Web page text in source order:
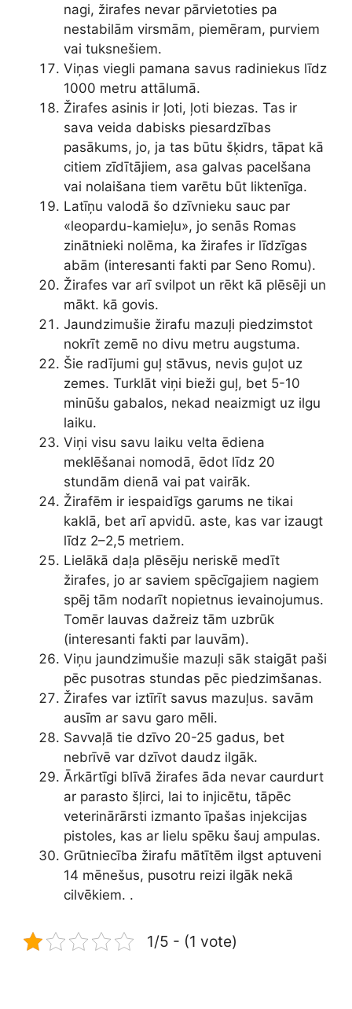
nagi, žirafes nevar pārvietoties pa
nestabilām virsmām, piemēram, purviem
vai tuksnešiem.
Viņas viegli pamana savus radiniekus līdz
1000 metru attālumā.
Žirafes asinis ir ļoti, ļoti biezas. Tas ir
sava veida dabisks piesardzības
pasākums, jo, ja tas būtu šķidrs, tāpat kā
citiem zīdītājiem, asa galvas pacelšana
vai nolaišana tiem varētu būt liktenīga.
Latīņu valodā šo dzīvnieku sauc par
«leopardu-kamieļu», jo senās Romas
zinātnieki nolēma, ka žirafes ir līdzīgas
abām (interesanti fakti par Seno Romu).
Žirafes var arī svilpot un rēkt kā plēsēji un
mākt. kā govis.
Jaundzimušie žirafu mazuļi piedzimstot
nokrīt zemē no divu metru augstuma.
Šie radījumi guļ stāvus, nevis guļot uz
zemes. Turklāt viņi bieži guļ, bet 5-10
minūšu gabalos, nekad neaizmigt uz ilgu
laiku.
Viņi visu savu laiku velta ēdiena
meklēšanai nomodā, ēdot līdz 20
stundām dienā vai pat vairāk.
Žirafēm ir iespaidīgs garums ne tikai
kaklā, bet arī apvidū. aste, kas var izaugt
līdz 2–2,5 metriem.
Lielākā daļa plēsēju neriskē medīt
žirafes, jo ar saviem spēcīgajiem nagiem
spēj tām nodarīt nopietnus ievainojumus.
Tomēr lauvas dažreiz tām uzbrūk
(interesanti fakti par lauvām).
Viņu jaundzimušie mazuļi sāk staigāt paši
pēc pusotras stundas pēc piedzimšanas.
Žirafes var iztīrīt savus mazuļus. savām
ausīm ar savu garo mēli.
Savvaļā tie dzīvo 20-25 gadus, bet
nebrīvē var dzīvot daudz ilgāk.
Ārkārtīgi blīvā žirafes āda nevar caurdurt
ar parasto šļirci, lai to injicētu, tāpēc
veterinārārsti izmanto īpašas injekcijas
pistoles, kas ar lielu spēku šauj ampulas.
Grūtniecība žirafu mātītēm ilgst aptuveni
14 mēnešus, pusotru reizi ilgāk nekā
cilvēkiem. .
1/5 - (1 vote)